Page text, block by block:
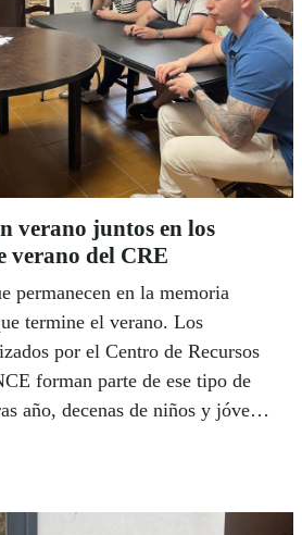
verano juntos en los
verano del CRE
permanecen en la memoria
termine el verano. Los
por el Centro de Recursos
forman parte de ese tipo de
año, decenas de niños y jóvenes
gran parte de las relaciones